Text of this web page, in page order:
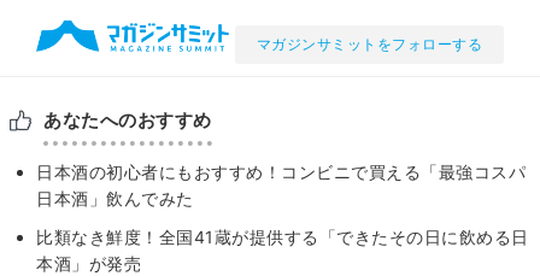
マガジンサミットをフォローする
あなたへのおすすめ
日本酒の初心者にもおすすめ！コンビニで買える「最強コスパ
日本酒」飲んでみた
比類なき鮮度！全国41蔵が提供する「できたその日に飲める日
本酒」が発売